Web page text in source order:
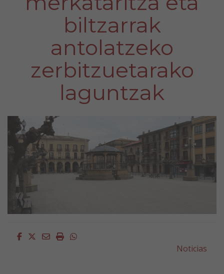
biltzarrak
antolatzeko
zerbitzuetarako
laguntzak
Facebook
Twitter
EmailImprimirWhatsapp
Noticias